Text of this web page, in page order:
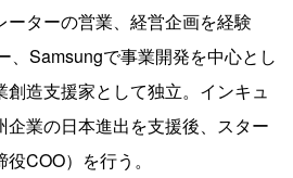
ーターの営業、経営企画を経験
、Samsungで事業開発を中心とし
造支援家として独立。インキュ
業の日本進出を支援後、スター
COO）を行う。